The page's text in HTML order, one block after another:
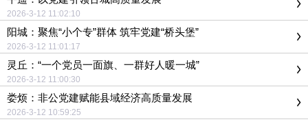
2026-3-12 11:02:10
阳城：聚焦“小个专”群体 筑牢党建“桥头堡”
2026-3-12 11:01:17
灵丘：“一个党员一面旗、一群好人暖一城”
2026-3-12 11:00:30
娄烦：非公党建赋能县域经济高质量发展
2026-3-12 10:59:25